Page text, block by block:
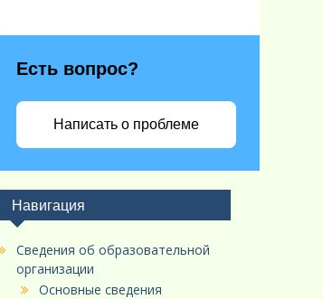
Есть вопрос?
Написать о проблеме
Навигация
Сведения об образовательной
организации
Основные сведения